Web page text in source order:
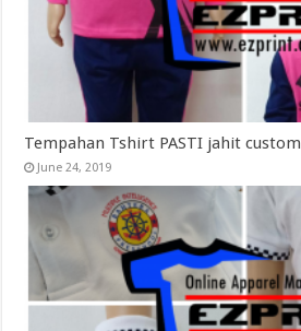
Tempahan Tshirt PASTI jahit custom
June 24, 2019